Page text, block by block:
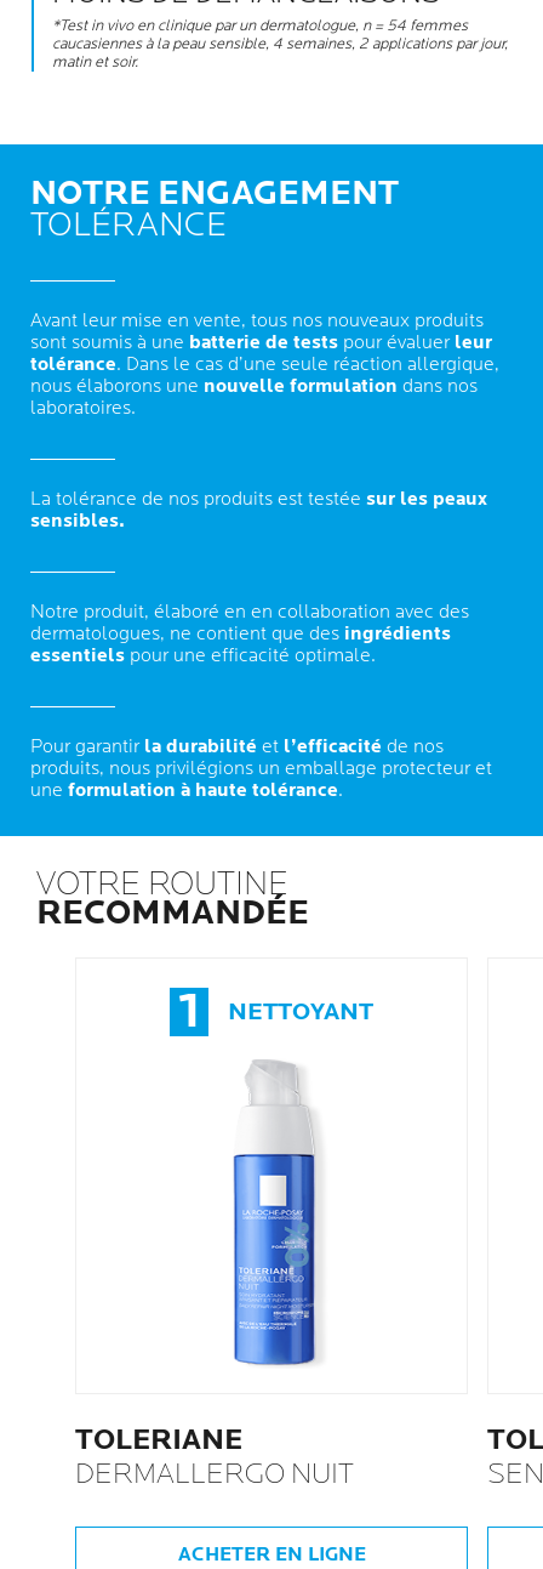
*Test in vivo en clinique par un dermatologue, n = 54 femmes
caucasiennes à la peau sensible, 4 semaines, 2 applications par jour,
matin et soir.
NOTRE ENGAGEMENT
TOLÉRANCE
Avant leur mise en vente, tous nos nouveaux produits
sont soumis à une batterie de tests pour évaluer leur
tolérance. Dans le cas d’une seule réaction allergique,
nous élaborons une nouvelle formulation dans nos
laboratoires.
La tolérance de nos produits est testée sur les peaux
sensibles.
Notre produit, élaboré en en collaboration avec des
dermatologues, ne contient que des ingrédients
essentiels pour une efficacité optimale.
Pour garantir la durabilité et l’efficacité de nos
produits, nous privilégions un emballage protecteur et
une formulation à haute tolérance.
VOTRE ROUTINE
RECOMMANDÉE
1 NETTOYANT
TOLERIANE
DERMALLERGO NUIT
ACHETER EN LIGNE